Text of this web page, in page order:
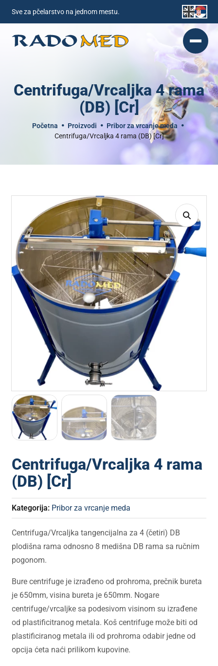
Sve za pčelarstvo na jednom mestu.
Centrifuga/Vrcaljka 4 rama
(DB) [Cr]
Početna Proizvodi
Pribor za vrcanje meda
Centrifuga/Vrcaljka 4 rama (DB) [Cr]
Centrifuga/Vrcaljka 4 rama
(DB) [Cr]
Kategorija: Pribor za vrcanje meda
Centrifuga/Vrcaljka tangencijalna za 4 (četiri) DB
plodišna rama odnosno 8 medišna DB rama sa ručnim
pogonom.
Bure centrifuge je izrađeno od prohroma, prečnik bureta
je 650mm, visina bureta je 650mm. Nogare
centrifuge/vrcaljke sa podesivom visinom su izrađene
od plastificitranog metala. Koš centrifuge može biti od
plastificiranog metala ili od prohroma odabir jedne od
opcija ćeta naći prilikom kupovine.